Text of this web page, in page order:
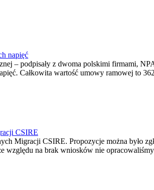
napięć
– podpisały z dwoma polskimi firmami,
Całkowita wartość umowy ramowej to
CSIRE
Migracji CSIRE. Propozycje można było
na brak wniosków nie